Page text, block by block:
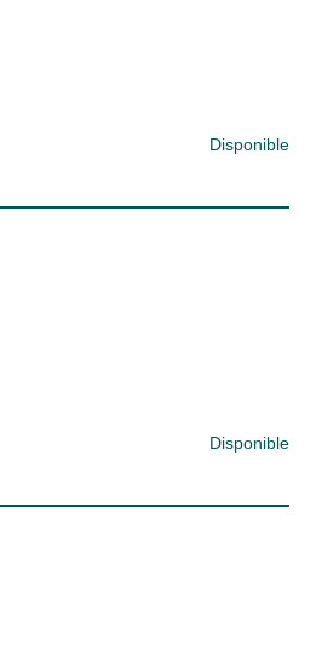
Disponible
Disponible